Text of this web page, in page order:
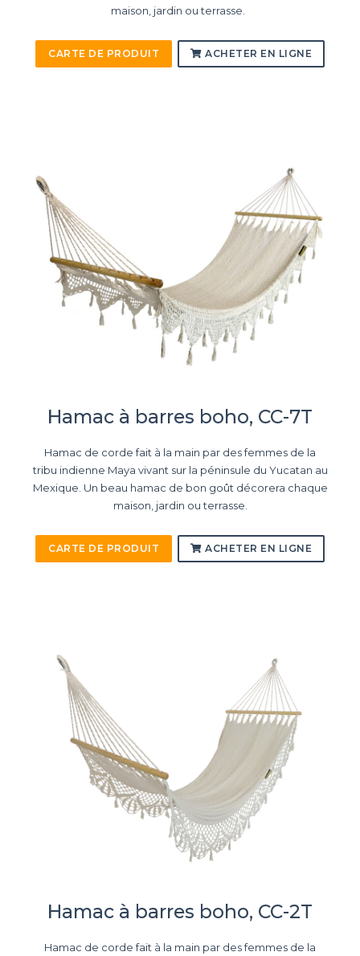
maison, jardin ou terrasse.
CARTE DE PRODUIT ACHETER EN LIGNE
Hamac à barres boho, CC-7T
Hamac de corde fait à la main par des femmes de la
tribu indienne Maya vivant sur la péninsule du Yucatan au
Mexique. Un beau hamac de bon goût décorera chaque
maison, jardin ou terrasse.
CARTE DE PRODUIT ACHETER EN LIGNE
Hamac à barres boho, CC-2T
Hamac de corde fait à la main par des femmes de la